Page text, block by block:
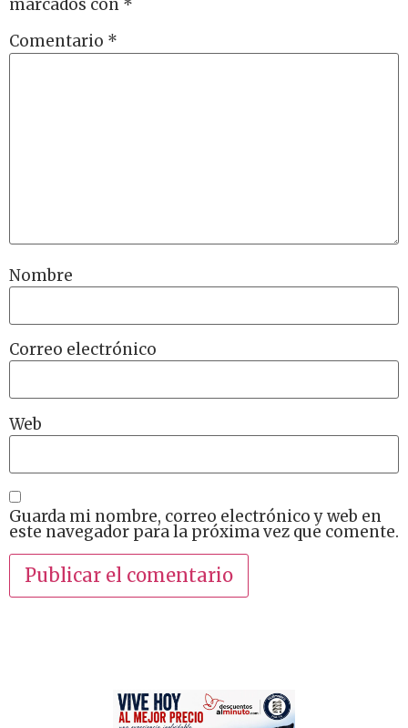
marcados con *
Comentario *
Nombre
Correo electrónico
Web
Guarda mi nombre, correo electrónico y web en
este navegador para la próxima vez que comente.